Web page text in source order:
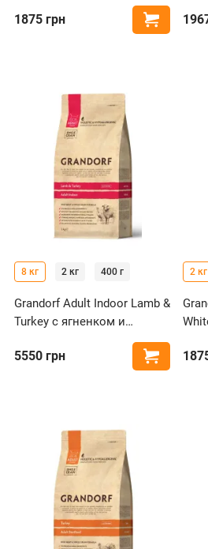
1875 грн Купить
8 кг 2 кг 400 г
Grandorf Adult Indoor Lamb &
Turkey с ягненком и
5550 грн Купить
2 кг